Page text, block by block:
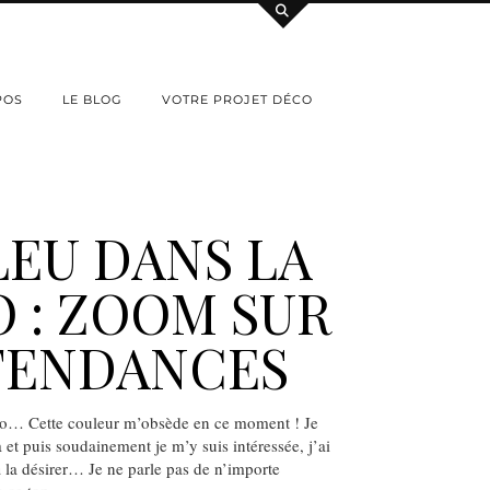
LE BLOG VOTRE PROJET DÉCO
DANS LA
: ZOOM SUR
Cette couleur m’obsède en ce moment ! Je
puis soudainement je m’y suis intéressée, j’ai
la désirer… Je ne parle pas de n’importe